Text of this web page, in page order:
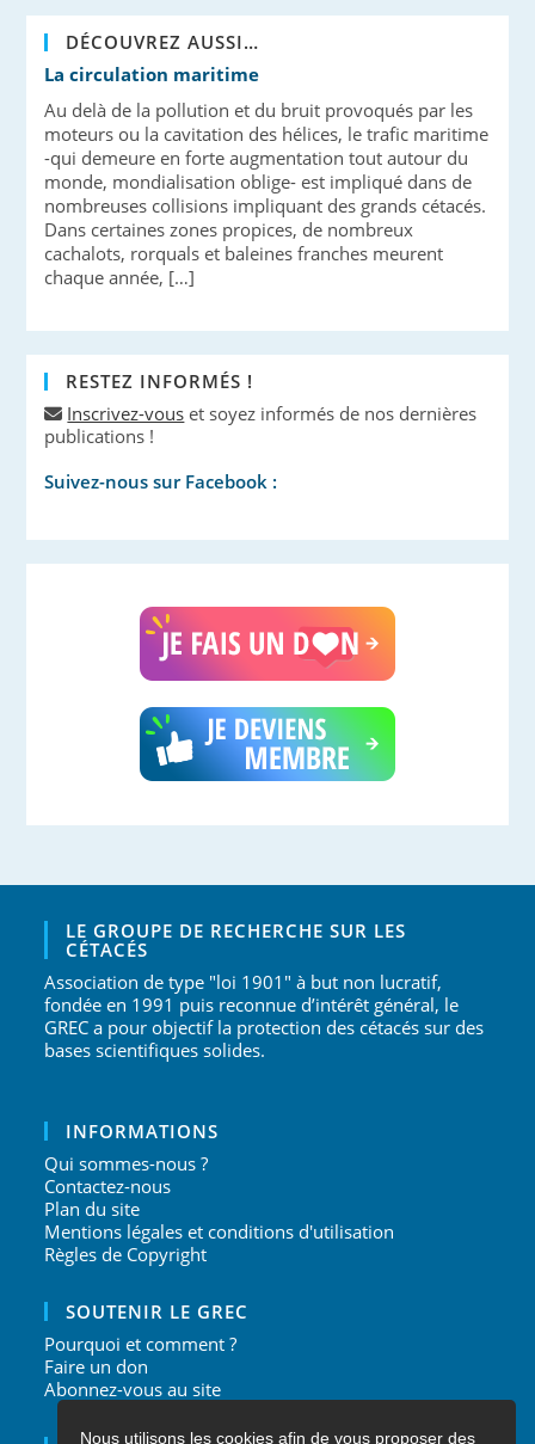
DÉCOUVREZ AUSSI…
La circulation maritime
Au delà de la pollution et du bruit provoqués par les
moteurs ou la cavitation des hélices, le trafic maritime
-qui demeure en forte augmentation tout autour du
monde, mondialisation oblige- est impliqué dans de
nombreuses collisions impliquant des grands cétacés.
Dans certaines zones propices, de nombreux
cachalots, rorquals et baleines franches meurent
chaque année, […]
RESTEZ INFORMÉS !
Inscrivez-vous et soyez informés de nos dernières
publications !
Suivez-nous sur Facebook :
LE GROUPE DE RECHERCHE SUR LES
CÉTACÉS
Association de type "loi 1901" à but non lucratif,
fondée en 1991 puis reconnue d’intérêt général, le
GREC a pour objectif la protection des cétacés sur des
bases scientifiques solides.
INFORMATIONS
Qui sommes-nous ?
Contactez-nous
Plan du site
Mentions légales et conditions d'utilisation
Règles de Copyright
SOUTENIR LE GREC
Pourquoi et comment ?
Faire un don
Abonnez-vous au site
Nous utilisons les cookies afin de vous proposer des